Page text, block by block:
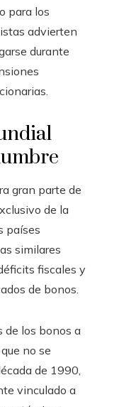
para los
advierten
durante
gran parte de
de la
países
similares
fiscales y
de bonos.
de los bonos a
no se
de 1990,
vinculado a